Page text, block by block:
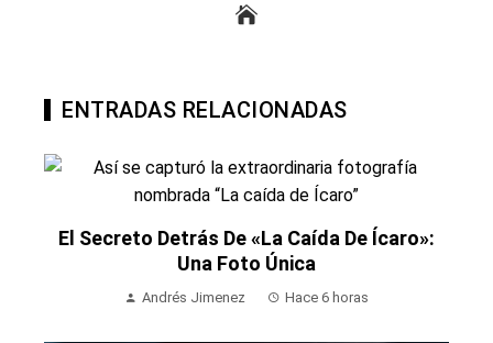
ENTRADAS RELACIONADAS
El Secreto Detrás De «La Caída De Ícaro»:
Una Foto Única
Andrés Jimenez Hace 6 horas